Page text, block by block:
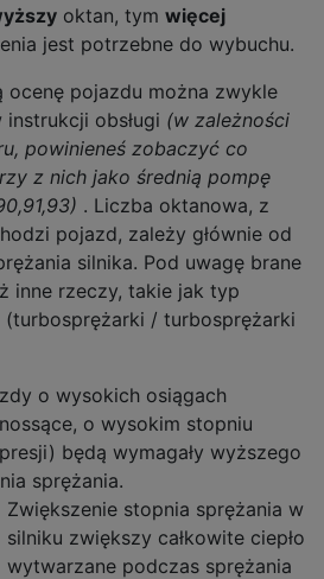
oktan, tym więcej
jest potrzebne do wybuchu.
ocenę pojazdu można zwykle
instrukcji obsługi (w zależności
powinieneś zobaczyć co
z nich jako średnią pompę
. Liczba oktanowa, z
pojazd, zależy głównie od
silnika. Pod uwagę brane
inne rzeczy, takie jak typ
(turbosprężarki / turbosprężarki
o wysokich osiągach
o wysokim stopniu
będą wymagały wyższego
sprężania.
Zwiększenie stopnia sprężania w
silniku zwiększy całkowite ciepło
wytwarzane podczas sprężania